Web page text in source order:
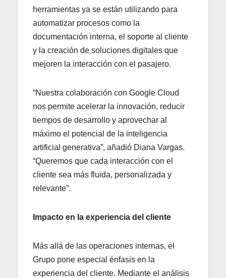
herramientas ya se están utilizando para
automatizar procesos como la
documentación interna, el soporte al cliente
y la creación de soluciones digitales que
mejoren la interacción con el pasajero.
“Nuestra colaboración con Google Cloud
nos permite acelerar la innovación, reducir
tiempos de desarrollo y aprovechar al
máximo el potencial de la inteligencia
artificial generativa”, añadió Diana Vargas.
“Queremos que cada interacción con el
cliente sea más fluida, personalizada y
relevante”.
Impacto en la experiencia del cliente
Más allá de las operaciones internas, el
Grupo pone especial énfasis en la
experiencia del cliente. Mediante el análisis